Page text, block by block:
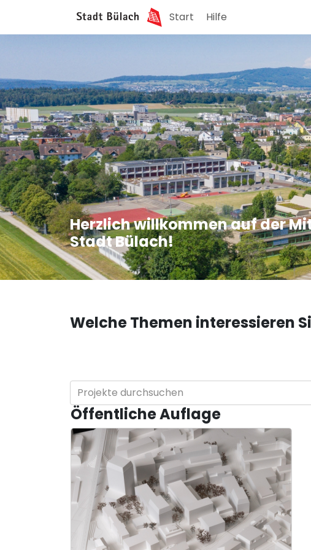
Start Hilfe
Herzlich willkommen auf der
Stadt Bülach!
Welche Themen interessieren
Projekte durchsuchen
Öffentliche Auflage